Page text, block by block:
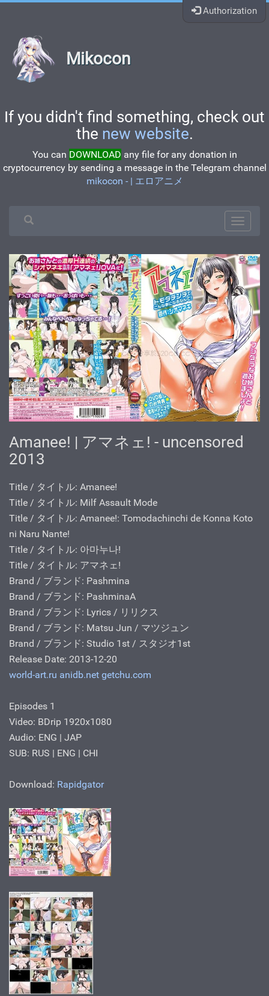
Authorization
Mikocon
If you didn't find something, check out
the new website.
You can DOWNLOAD any file for any donation in
cryptocurrency by sending a message in the Telegram channel
mikocon - | エロアニメ
Amanee! | アマネェ! - uncensored
2013
Title / タイトル: Amanee!
Title / タイトル: Milf Assault Mode
Title / タイトル: Amanee!: Tomodachinchi de Konna Koto
ni Naru Nante!
Title / タイトル: 아마누나!
Title / タイトル: アマネェ!
Brand / ブランド: Pashmina
Brand / ブランド: PashminaA
Brand / ブランド: Lyrics / リリクス
Brand / ブランド: Matsu Jun / マツジュン
Brand / ブランド: Studio 1st / スタジオ1st
Release Date: 2013-12-20
world-art.ru anidb.net getchu.com
Episodes 1
Video: BDrip 1920x1080
Audio: ENG | JAP
SUB: RUS | ENG | CHI
Download: Rapidgator